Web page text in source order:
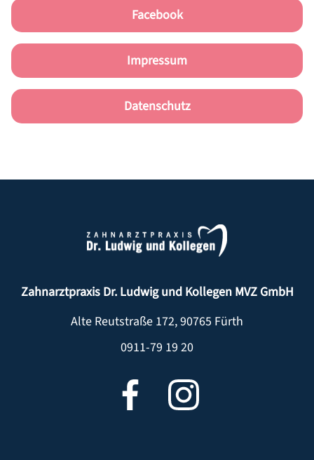
START
PRAXIS
FÜR KOLLEGEN
NETZWERK & PARTNER
DENTAL LEXIKON
LEISTUNGEN
Facebook
Impressum
Datenschutz
Zahnarztpraxis Dr. Ludwig und Kollegen MVZ GmbH
Alte Reutstraße 172,90765 Fürth
0911-79 19 20